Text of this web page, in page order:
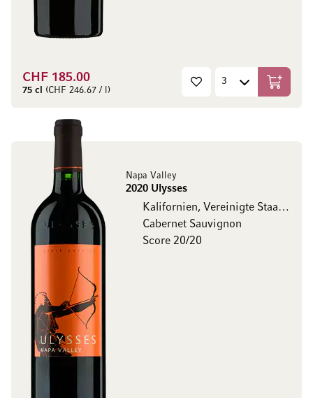
CHF 185.00
75 cl (CHF 246.67 / l) In den
Napa Valley
2020 Ulysses
Kalifornien, Vereinigte Staaten
Cabernet Sauvignon
Score 20/20